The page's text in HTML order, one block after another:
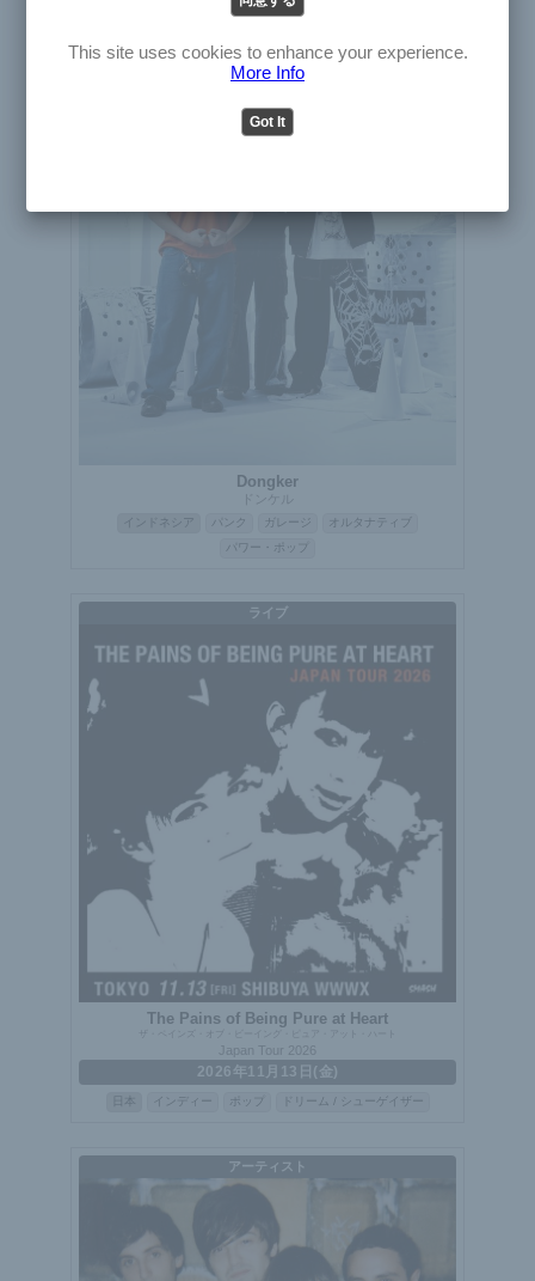
アーティスト
Dongker
ドンケル
インドネシア パンク ガレージ
オルタナティブ
パワー・ポップ
ライブ
The Pains of Being Pure at Heart
Japan Tour 2026
2026年11月13日(金)
インディー ポップ ドリーム / シューゲイザー
アーティスト
English
Japanese
This site uses cookies to enhance your experience.
More Info
Got It